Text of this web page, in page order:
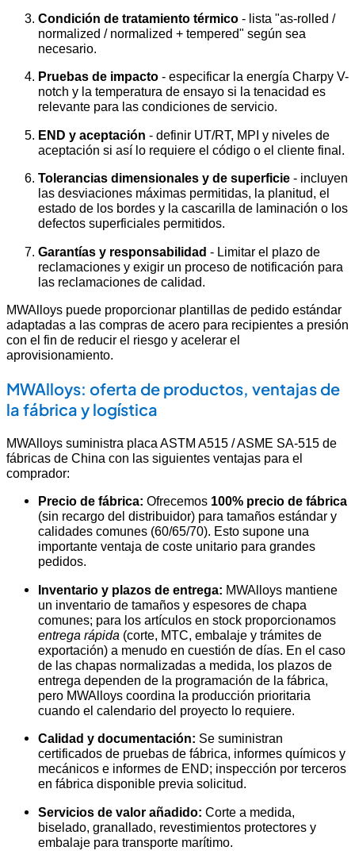
Condición de tratamiento térmico - lista "as-rolled /
normalized / normalized + tempered" según sea
necesario.
Pruebas de impacto - especificar la energía Charpy V-
notch y la temperatura de ensayo si la tenacidad es
relevante para las condiciones de servicio.
END y aceptación - definir UT/RT, MPI y niveles de
aceptación si así lo requiere el código o el cliente final.
Tolerancias dimensionales y de superficie - incluyen
las desviaciones máximas permitidas, la planitud, el
estado de los bordes y la cascarilla de laminación o los
defectos superficiales permitidos.
Garantías y responsabilidad - Limitar el plazo de
reclamaciones y exigir un proceso de notificación para
las reclamaciones de calidad.
MWAlloys puede proporcionar plantillas de pedido estándar
adaptadas a las compras de acero para recipientes a presión
con el fin de reducir el riesgo y acelerar el
aprovisionamiento.
MWAlloys: oferta de productos, ventajas de
la fábrica y logística
MWAlloys suministra placa ASTM A515 / ASME SA-515 de
fábricas de China con las siguientes ventajas para el
comprador:
Precio de fábrica: Ofrecemos 100% precio de fábrica
(sin recargo del distribuidor) para tamaños estándar y
calidades comunes (60/65/70). Esto supone una
importante ventaja de coste unitario para grandes
pedidos.
Inventario y plazos de entrega: MWAlloys mantiene
un inventario de tamaños y espesores de chapa
comunes; para los artículos en stock proporcionamos
entrega rápida (corte, MTC, embalaje y trámites de
exportación) a menudo en cuestión de días. En el caso
de las chapas normalizadas a medida, los plazos de
entrega dependen de la programación de la fábrica,
pero MWAlloys coordina la producción prioritaria
cuando el calendario del proyecto lo requiere.
Calidad y documentación: Se suministran
certificados de pruebas de fábrica, informes químicos y
mecánicos e informes de END; inspección por terceros
en fábrica disponible previa solicitud.
Servicios de valor añadido: Corte a medida,
biselado, granallado, revestimientos protectores y
embalaje para transporte marítimo.